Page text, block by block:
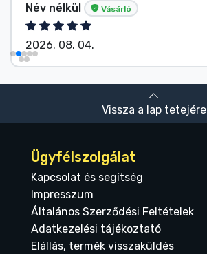
Név nélkül Vásárló
2026. 08. 04.
Vissza a lap tetejére
Ügyfélszolgálat
Kapcsolat és segítség
Impresszum
Általános Szerződési Feltételek
Adatkezelési tájékoztató
Elállás, termék visszaküldés